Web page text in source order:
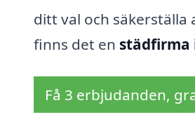
ditt val och
finns det en städfirma
Få 3 erbjudanden,